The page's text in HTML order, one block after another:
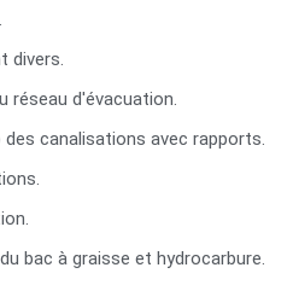
divers.
réseau d'évacuation.
canalisations avec rapports.
bac à graisse et hydrocarbure.